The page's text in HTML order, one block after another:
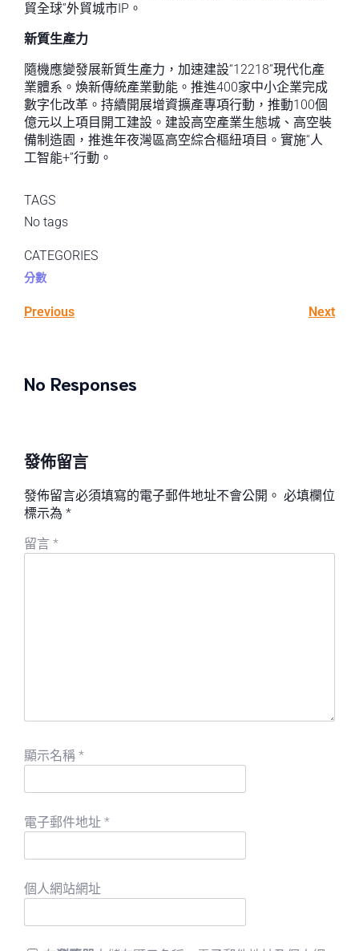
貿全球”外貿城市IP。
新質生產力
隨機應變發展新質生產力，加速建設“12218”現代化產
業體系。煥新傳統產業動能。推進400家中小企業完成
數字化改革。持續開展增資擴產專項行動，推動100個
億元以上項目開工建設。建設高空產業生態城、高空裝
備制造園，推進年夜灣區高空綜合樞紐項目。實施“人
工智能+”行動。
TAGS
No tags
CATEGORIES
分數
Previous Next
No Responses
發佈留言
發佈留言必須填寫的電子郵件地址不會公開。 必填欄位
標示為 *
留言 *
顯示名稱 *
電子郵件地址 *
個人網站網址